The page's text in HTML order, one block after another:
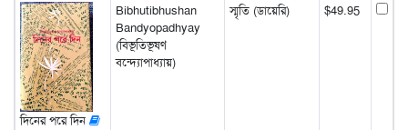
দিনের পরে দিন
Bibhutibhushan
Bandyopadhyay
(বিভূতিভূষণ
বন্দ্যোপাধ্যায়)
স্মৃতি (ডায়েরি) $49.95